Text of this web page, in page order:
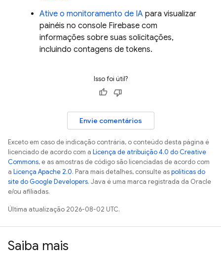
Ative o monitoramento de IA para visualizar
painéis no console Firebase com
informações sobre suas solicitações,
incluindo contagens de tokens.
Isso foi útil?
Envie comentários
Exceto em caso de indicação contrária, o conteúdo desta página é
licenciado de acordo com a Licença de atribuição 4.0 do Creative
Commons, e as amostras de código são licenciadas de acordo com
a Licença Apache 2.0. Para mais detalhes, consulte aspolíticas do
site do Google Developers. Java é uma marca registrada da Oracle
e/ou afiliadas.
Última atualização 2026-08-02 UTC.
Saiba mais